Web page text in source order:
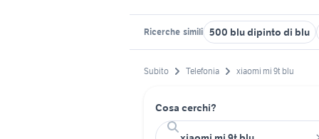
Ricerche simili 500 blu dipinto di blu
Subito Telefonia xiaomi mi 9t blu
Cosa cerchi?